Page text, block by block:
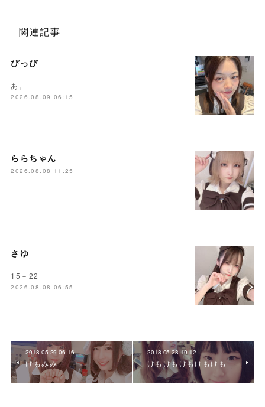
関連記事
ぴっぴ
あ。
2026.08.09 06:15
ららちゃん
2026.08.08 11:25
さゆ
15－22
2026.08.08 06:55
2018.05.29 06:16
けもみみ
2018.05.28 10:12
けもけもけもけもけも